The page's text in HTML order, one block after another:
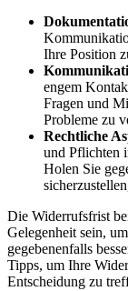
Ihre Position
engem
Fragen und
Probleme zu
Rechtliche
und Pflichten
Holen Sie
Die Widerrufsfrist
Gelegenheit sein,
gegebenenfalls
Tipps, um Ihre
Entscheidung zu